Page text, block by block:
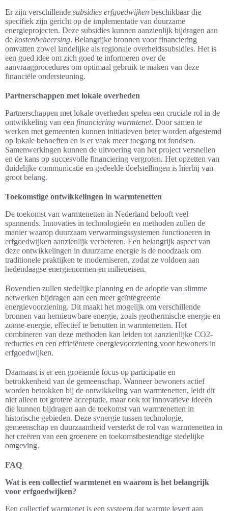
Er zijn verschillende subsidies erfgoedwijken beschikbaar die
specifiek zijn gericht op de implementatie van duurzame
energieprojecten. Deze subsidies kunnen aanzienlijk bijdragen aan
de kostenbeheersing. Belangrijke bronnen voor financiering
omvatten zowel landelijke als regionale overheidssubsidies. Het is
een goed idee om zich goed te informeren over de
aanvraagprocedures om optimaal gebruik te maken van deze
financiële ondersteuning.
Partnerschappen met lokale overheden
Partnerschappen met lokale overheden spelen een cruciale rol in de
ontwikkeling van een financiering warmtenet. Door samen te
werken met gemeenten kunnen initiatieven beter worden afgestemd
op lokale behoeften en is er vaak meer toegang tot fondsen.
Samenwerkingen kunnen de uitvoering van het project versnellen
en de kans op succesvolle financiering vergroten. Het opzetten van
duidelijke communicatie en gedeelde doelstellingen is hierbij van
groot belang.
Toekomstige ontwikkelingen in warmtenetten
De toekomst van warmtenetten in Nederland belooft veel
spannends. Innovaties in technologieën en methoden zullen de
manier waarop duurzaam verwarmingssystemen functioneren in
erfgoedwijken aanzienlijk verbeteren. Een belangrijk aspect van
deze ontwikkelingen in duurzame energie is de noodzaak om
traditionele praktijken te moderniseren, zodat ze voldoen aan
hedendaagse energienormen en milieueisen.
Bovendien zullen stedelijke planning en de adoptie van slimme
netwerken bijdragen aan een meer geïntegreerde
energievoorziening. Dit maakt het mogelijk om verschillende
bronnen van hernieuwbare energie, zoals geothermische energie en
zonne-energie, effectief te benutten in warmtenetten. Het
combineren van deze methoden kan leiden tot aanzienlijke CO2-
reducties en een efficiëntere energievoorziening voor bewoners in
erfgoedwijken.
Daarnaast is er een groeiende focus op participatie en
betrokkenheid van de gemeenschap. Wanneer bewoners actief
worden betrokken bij de ontwikkeling van warmtenetten, leidt dit
niet alleen tot grotere acceptatie, maar ook tot innovatieve ideeën
die kunnen bijdragen aan de toekomst van warmtenetten in
historische gebieden. Deze synergie tussen technologie,
gemeenschap en duurzaamheid versterkt de rol van warmtenetten in
het creëren van een groenere en toekomstbestendige stedelijke
omgeving.
FAQ
Wat is een collectief warmtenet en waarom is het belangrijk
voor erfgoedwijken?
Een collectief warmtenet is een systeem dat warmte levert aan